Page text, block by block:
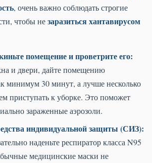
, очень важно соблюдать строгие
чтобы незаразиться хантавирусом
помещение и проветрите его:
и двери, дайте помещению
минимум 30 минут, а лучше несколько
приступать к уборке. Это поможет
зараженные аэрозоли.
индивидуальной защиты (СИЗ):
наденьте респиратор класса N95
медицинские маски не